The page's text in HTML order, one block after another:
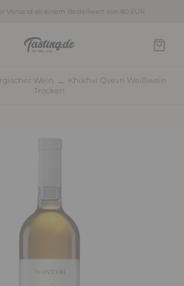
Versand ab einem Bestellwert von 80 EUR
Wein
Khikhvi Qvevri Weißwein
Trocken